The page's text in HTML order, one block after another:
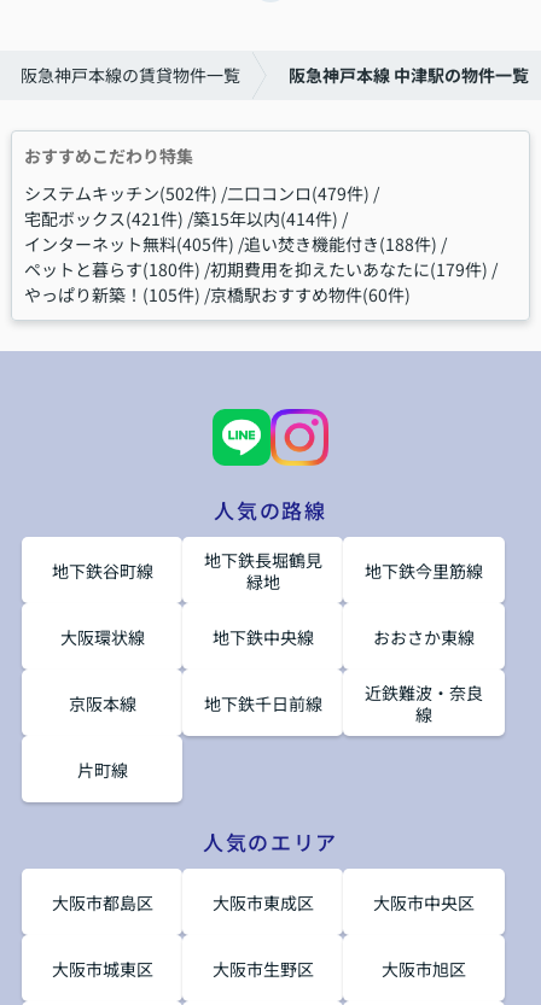
阪急神戸本線の賃貸物件一覧 阪急神戸本線 中津駅の物件一覧
おすすめこだわり特集
システムキッチン(502件) 二口コンロ(479件)
宅配ボックス(421件) 築15年以内(414件)
インターネット無料(405件) 追い焚き機能付き(188件)
ペットと暮らす(180件) 初期費用を抑えたいあなたに(179件)
やっぱり新築！(105件) 京橋駅おすすめ物件(60件)
人気の路線
地下鉄谷町線
地下鉄長堀鶴見
緑地
地下鉄今里筋線
大阪環状線 地下鉄中央線 おおさか東線
京阪本線 地下鉄千日前線
近鉄難波・奈良
線
片町線
人気のエリア
大阪市都島区 大阪市東成区 大阪市中央区
大阪市城東区 大阪市生野区 大阪市旭区